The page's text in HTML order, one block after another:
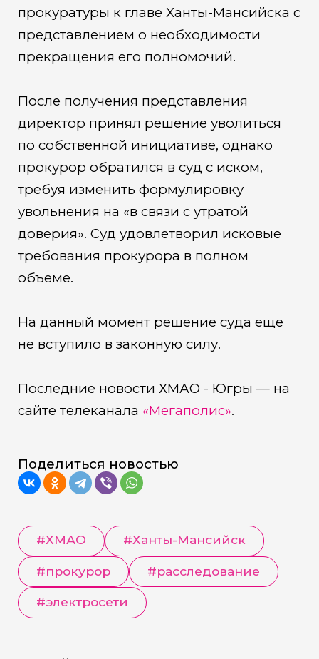
прокуратуры к главе Ханты-Мансийска с
представлением о необходимости
прекращения его полномочий.
После получения представления
директор принял решение уволиться
по собственной инициативе, однако
прокурор обратился в суд с иском,
требуя изменить формулировку
увольнения на «в связи с утратой
доверия». Суд удовлетворил исковые
требования прокурора в полном
объеме.
На данный момент решение суда еще
не вступило в законную силу.
Последние новости ХМАО - Югры — на
сайте телеканала «Мегаполис».
Поделиться новостью
#ХМАО #Ханты-Мансийск
#прокурор #расследование
#электросети